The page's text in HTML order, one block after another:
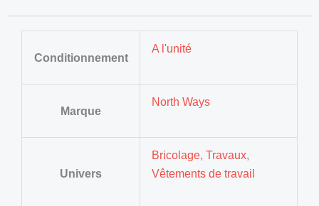
Conditionnement
A l'unité
Marque
North Ways
Univers
Bricolage,Travaux,
Vêtements de travail